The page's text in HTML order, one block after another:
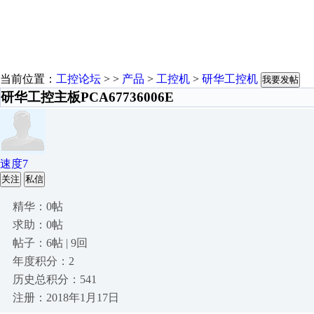
当前位置： 工控论坛 > > 产品 > 工控机 > 研华工控机 我要发帖
研华工控主板PCA67736006E
速度7
关注 私信
精华：0帖
求助：0帖
帖子：6帖 | 9回
年度积分：2
历史总积分：541
注册：2018年1月17日